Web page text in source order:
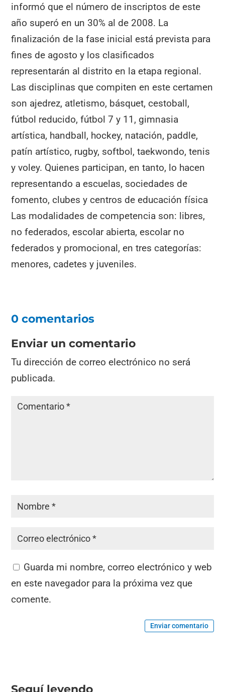
informó que el número de inscriptos de este
año superó en un 30% al de 2008. La
finalización de la fase inicial está prevista para
fines de agosto y los clasificados
representarán al distrito en la etapa regional.
Las disciplinas que compiten en este certamen
son ajedrez, atletismo, básquet, cestoball,
fútbol reducido, fútbol 7 y 11, gimnasia
artística, handball, hockey, natación, paddle,
patín artístico, rugby, softbol, taekwondo, tenis
y voley. Quienes participan, en tanto, lo hacen
representando a escuelas, sociedades de
fomento, clubes y centros de educación física
Las modalidades de competencia son: libres,
no federados, escolar abierta, escolar no
federados y promocional, en tres categorías:
menores, cadetes y juveniles.
0 comentarios
Enviar un comentario
Tu dirección de correo electrónico no será
publicada.
Guarda mi nombre, correo electrónico y web
en este navegador para la próxima vez que
comente.
Enviar comentario